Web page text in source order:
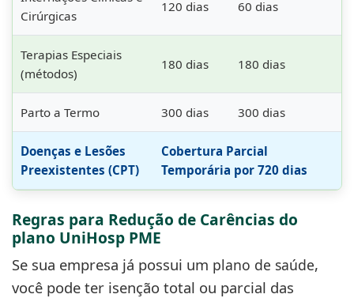
Cirúrgicas
120 dias 60 dias
Terapias Especiais
(métodos)
180 dias 180 dias
Parto a Termo 300 dias 300 dias
Doenças e Lesões
Preexistentes (CPT)
Cobertura Parcial
Temporária por 720 dias
Regras para Redução de Carências do
plano UniHosp PME
Se sua empresa já possui um plano de saúde,
você pode ter isenção total ou parcial das